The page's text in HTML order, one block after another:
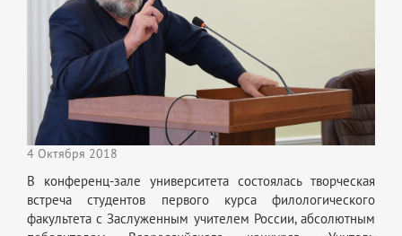
4 Октября 2018
В конференц-зале университета состоялась творческая
встреча студентов первого курса филологического
факультета с Заслуженным учителем России, абсолютным